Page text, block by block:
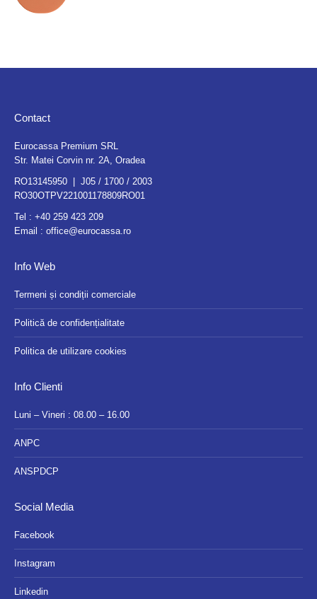
Contact
Eurocassa Premium SRL
Str. Matei Corvin nr. 2A, Oradea
RO13145950 | J05 / 1700 / 2003
RO30OTPV221001178809RO01
Tel : +40 259 423 209
Email : office@eurocassa.ro
Info Web
Termeni și condiții comerciale
Politică de confidențialitate
Politica de utilizare cookies
Info Clienti
Luni – Vineri : 08.00 – 16.00
ANPC
ANSPDCP
Social Media
Facebook
Instagram
Linkedin